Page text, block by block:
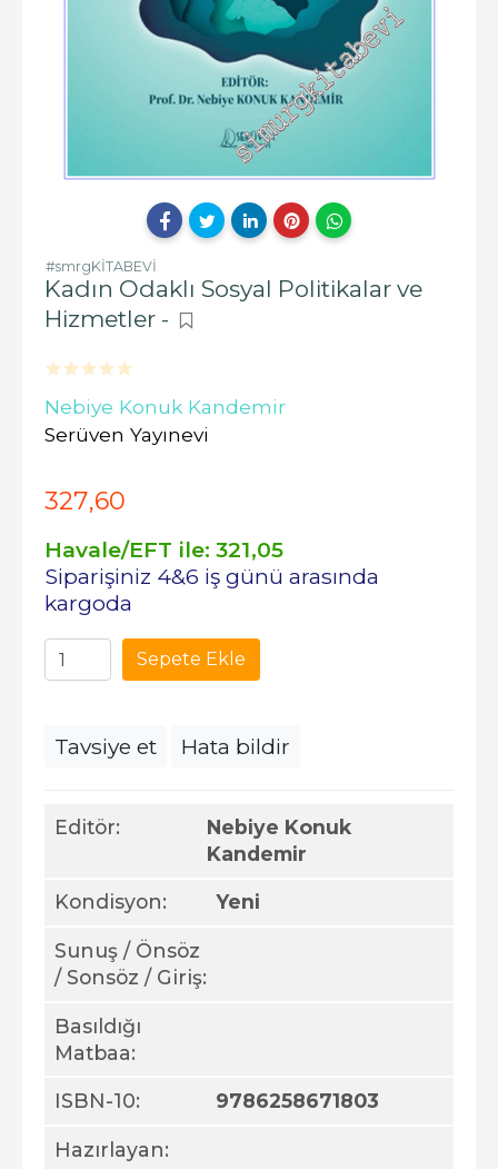
#smrgKİTABEVİ
Kadın Odaklı Sosyal Politikalar ve
Hizmetler -
Nebiye Konuk Kandemir
Serüven Yayınevi
Editör:
Nebiye Konuk
Kandemir
Kondisyon: Yeni
Sunuş / Önsöz
/ Sonsöz / Giriş:
Basıldığı
Matbaa:
ISBN-10: 9786258671803
Hazırlayan:
327,60
Havale/EFT ile: 321,05
Siparişiniz 4&6 iş günü arasında
kargoda
Sepete Ekle
Tavsiye et Hata bildir